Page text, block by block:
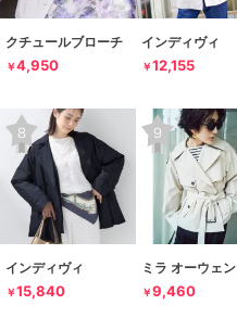
クチュールブローチ
￥4,950
インディヴィ
￥12,155
インディヴィ
￥15,840
ミラ オーウェン
￥9,460